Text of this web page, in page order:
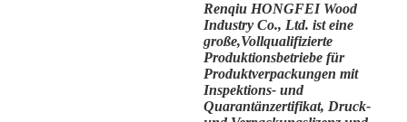
Renqiu HONGFEI Wood
Industry Co., Ltd. ist eine
große,Vollqualifizierte
Produktionsbetriebe für
Produktverpackungen mit
Inspektions- und
Quarantänzertifikat, Druck-